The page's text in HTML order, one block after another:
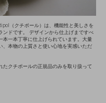
（クチポール）は、機能性と美しさを
ドです。 デザインから仕上げまですべ
一本丁寧に仕上げられています。大量
本物の上質さと使い心地を実感いただ
クチポールの正規品のみを取り扱って